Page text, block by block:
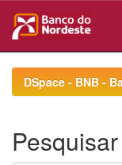
navigationDSpace - BNB -
Pesquisar